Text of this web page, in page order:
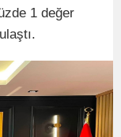
1 değer